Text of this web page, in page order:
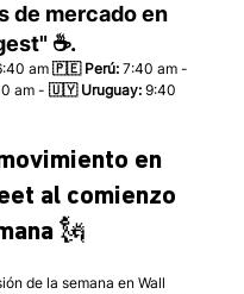
de mercado en
☕.
am 🇵🇪 Perú: 7:40 am -
am - 🇺🇾 Uruguay: 9:40
en
al comienzo
🗽
de la semana en Wall